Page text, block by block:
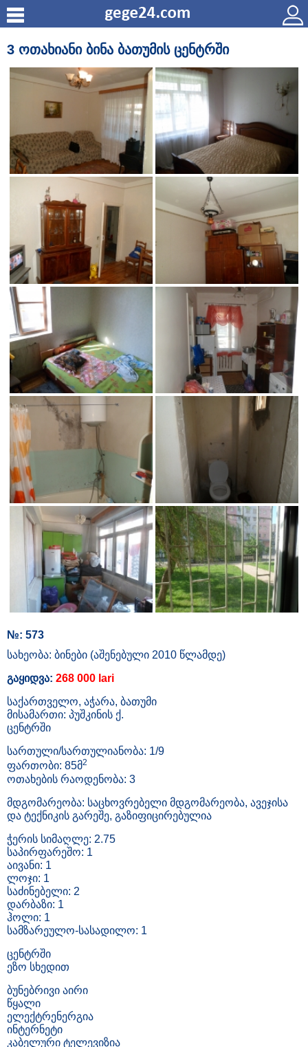
3 ოთახიანი ბინა ბათუმის ცენტრში
№: 573
სახეობა: ბინები (აშენებული 2010 წლამდე)
გაყიდვა: 268 000 lari
საქართველო, აჭარა, ბათუმი
მისამართი: პუშკინის ქ.
ცენტრში
სართული/სართულიანობა: 1/9
ფართობი: 85მ2
ოთახების რაოდენობა: 3
მდგომარეობა: საცხოვრებელი მდგომარეობა, ავეჯისა
და ტექნიკის გარეშე, გაზიფიცირებულია
ჭერის სიმაღლე: 2.75
საპირფარეშო: 1
აივანი: 1
ლოჯი: 1
საძინებელი: 2
დარბაზი: 1
ჰოლი: 1
სამზარეულო-სასადილო: 1
ცენტრში
ეზო სხედით
ბუნებრივი აირი
წყალი
ელექტრენერგია
ინტერნეტი
კაბელური ტელევიზია